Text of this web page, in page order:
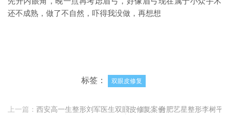
还不成熟，做了不自然，吓得我没做，再想想
标签： 双眼皮修复
上一篇： 西安高一生整形刘军医生双眼皮修复案例
下一篇： 合肥艺星整形李树平